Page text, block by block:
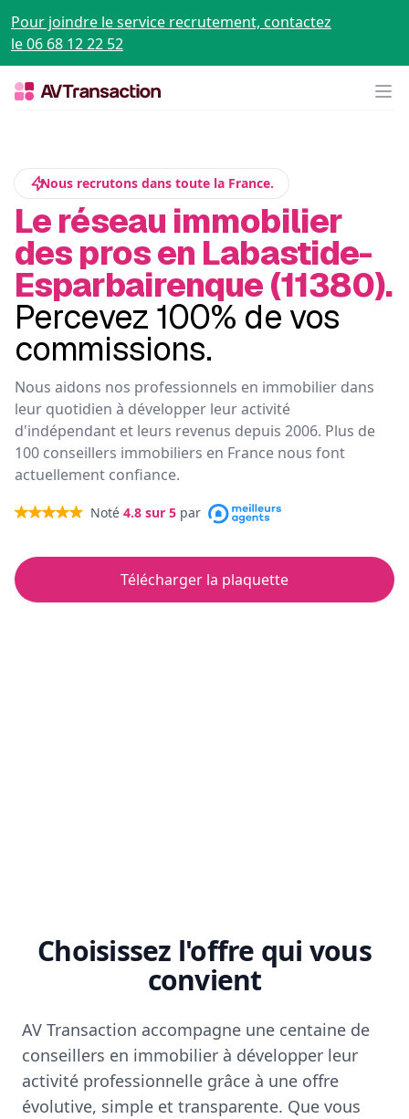
Pour joindre le service recrutement, contactez
le 06 68 12 22 52
Nous recrutons dans toute la France.
Le réseau immobilier
des pros en Labastide-
Esparbairenque (11380).
Percevez 100% de vos
commissions.
Nous aidons nos professionnels en immobilier dans
leur quotidien à développer leur activité
d'indépendant et leurs revenus depuis 2006. Plus de
100 conseillers immobiliers en France nous font
actuellement confiance.
Noté 4.8 sur 5 par
Télécharger la plaquette
Choisissez l'offre qui vous
convient
AV Transaction accompagne une centaine de
conseillers en immobilier à développer leur
activité professionnelle grâce à une offre
évolutive, simple et transparente. Que vous